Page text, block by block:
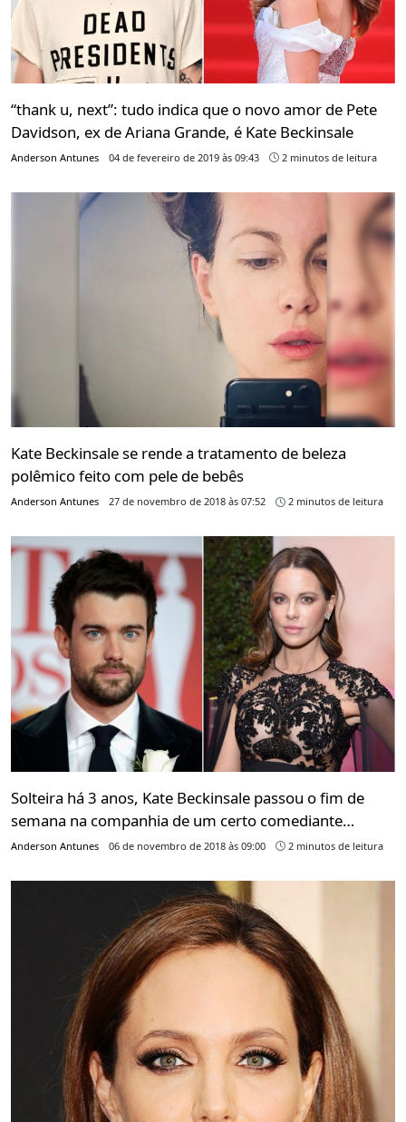
“thank u, next”: tudo indica que o novo amor de Pete
Davidson, ex de Ariana Grande, é Kate Beckinsale
Anderson Antunes 04 de fevereiro de 2019 às 09:43 2 minutos de leitura
Kate Beckinsale se rende a tratamento de beleza
polêmico feito com pele de bebês
Anderson Antunes 27 de novembro de 2018 às 07:52 2 minutos de leitura
Solteira há 3 anos, Kate Beckinsale passou o fim de
semana na companhia de um certo comediante…
Anderson Antunes 06 de novembro de 2018 às 09:00 2 minutos de leitura